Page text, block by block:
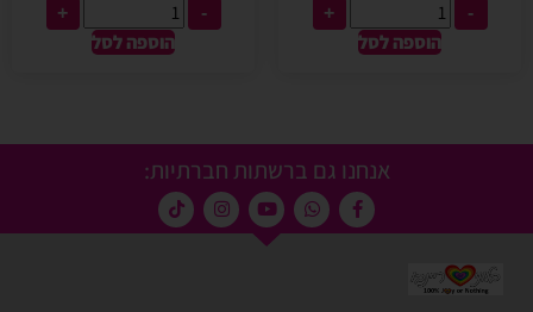
-
+
הוספה לסל
-
+
הוספה לסל
אנחנו גם ברשתות חברתיות: